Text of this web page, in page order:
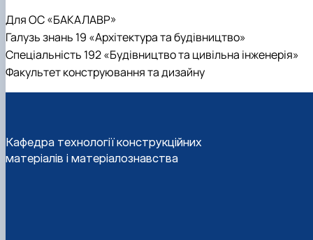
Для ОС «БАКАЛАВР»
Галузь знань 19 «Архітектура та будівництво»
Спеціальність 192 «Будівництво та цивільна інженерія»
Факультет конструювання та дизайну
Кафедра технології конструкційних
матеріалів і матеріалознавства